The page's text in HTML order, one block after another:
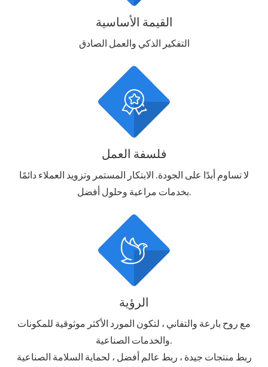
القيمة الأساسية
التفكير الذكي والعمل الصادق

فلسفة العمل
لا تساوم أبدًا على الجودة. الابتكار المستمر وتزويد العملاء دائمًا
بخدمات مراعية وحلول أفضل.

الرؤية
مع روح بارعة والتفاني ، لتكون المورد الأكثر موثوقية للمكونات
والخدمات الصناعية.
ربط منتجات جيدة ، ربط عالم أفضل ، لحماية السلامة الصناعية